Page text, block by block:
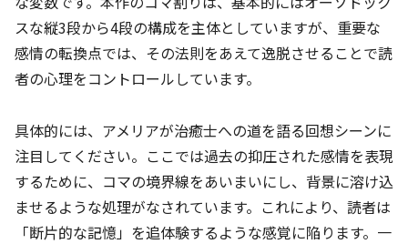
スな縦3段から4段の構成を主体としていますが、重要な
感情の転換点では、その法則をあえて逸脱させることで読
者の心理をコントロールしています。
具体的には、アメリアが治癒士への道を語る回想シーンに
注目してください。ここでは過去の抑圧された感情を表現
するために、コマの境界線をあいまいにし、背景に溶け込
ませるような処理がなされています。これにより、読者は
「断片的な記憶」を追体験するような感覚に陥ります。一